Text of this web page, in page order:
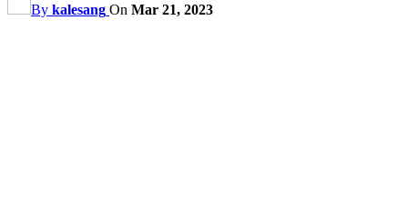
By kalesang On Mar 21, 2023